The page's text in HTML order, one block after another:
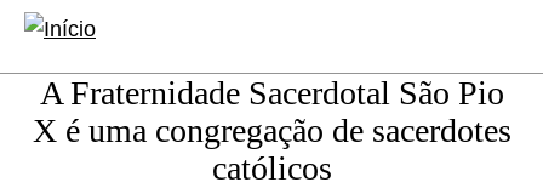
formulário
pesquisa
A Fraternidade Sacerdotal São Pio
X é uma congregação de sacerdotes
católicos